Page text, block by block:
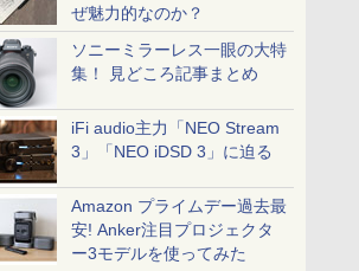
ぜ魅力的なのか？
ソニーミラーレス一眼の大特
集！ 見どころ記事まとめ
iFi audio主力「NEO Stream
3」「NEO iDSD 3」に迫る
Amazon プライムデー過去最
安! Anker注目プロジェクタ
ー3モデルを使ってみた